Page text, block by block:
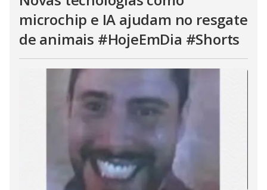
microchip e IA ajudam no resgate
de animais #HojeEmDia #Shorts